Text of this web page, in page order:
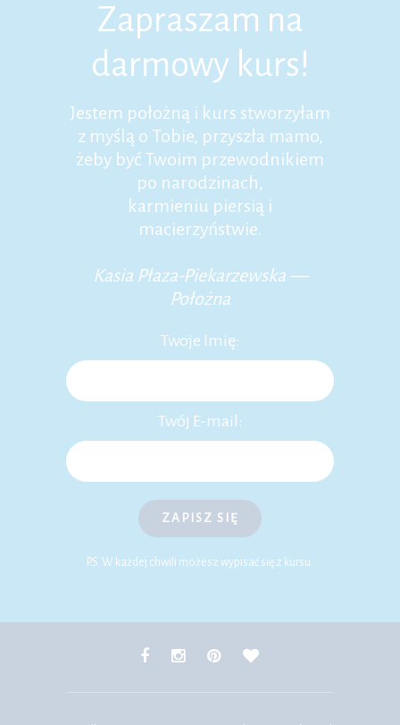
Zapraszam na
darmowy kurs!
Jestem położną i kurs stworzyłam
z myślą o Tobie, przyszła mamo,
żeby być Twoim przewodnikiem
po narodzinach,
karmieniu piersią i
macierzyństwie.
Kasia Płaza-Piekarzewska —
Położna
Twoje Imię:
Twój E-mail:
ZAPISZ SIĘ
P.S. W każdej chwili możesz wypisać się z kursu.